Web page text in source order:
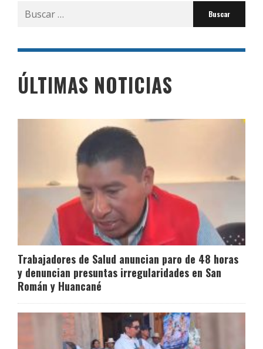
Buscar
por:
ÚLTIMAS NOTICIAS
Trabajadores de Salud anuncian paro de 48 horas
y denuncian presuntas irregularidades en San
Román y Huancané